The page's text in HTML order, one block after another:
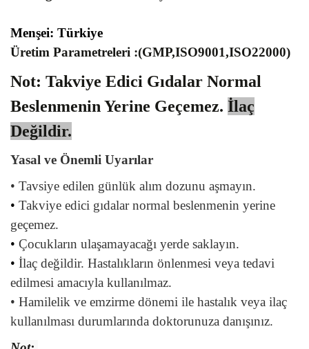
Menşei: Türkiye
Üretim Parametreleri :(GMP,ISO9001,ISO22000)
Not: Takviye Edici Gıdalar Normal
Beslenmenin Yerine Geçemez. İlaç
Değildir.
Yasal ve Önemli Uyarılar
• Tavsiye edilen günlük alım dozunu aşmayın.
• Takviye edici gıdalar normal beslenmenin yerine
geçemez.
• Çocukların ulaşamayacağı yerde saklayın.
• İlaç değildir. Hastalıkların önlenmesi veya tedavi
edilmesi amacıyla kullanılmaz.
• Hamilelik ve emzirme dönemi ile hastalık veya ilaç
kullanılması durumlarında doktorunuza danışınız.